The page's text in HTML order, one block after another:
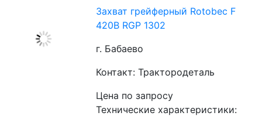
Захват грейферный Rotobec F
420B RGP 1302
г. Бабаево
Контакт: Трактородеталь
Цена по запросу
Технические характеристики: